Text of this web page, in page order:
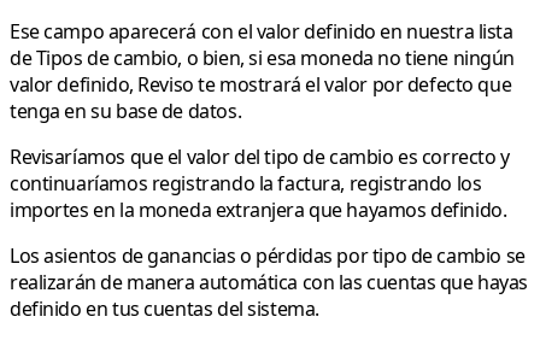
Ese campo aparecerá con el valor definido en nuestra lista
de Tipos de cambio, o bien, si esa moneda no tiene ningún
valor definido, Reviso te mostrará el valor por defecto que
tenga en su base de datos.
Revisaríamos que el valor del tipo de cambio es correcto y
continuaríamos registrando la factura, registrando los
importes en la moneda extranjera que hayamos definido.
Losasientos de ganancias o pérdidas por tipo de cambio se
realizarán de manera automática con las cuentas que hayas
definido en tuscuentas del sistema.